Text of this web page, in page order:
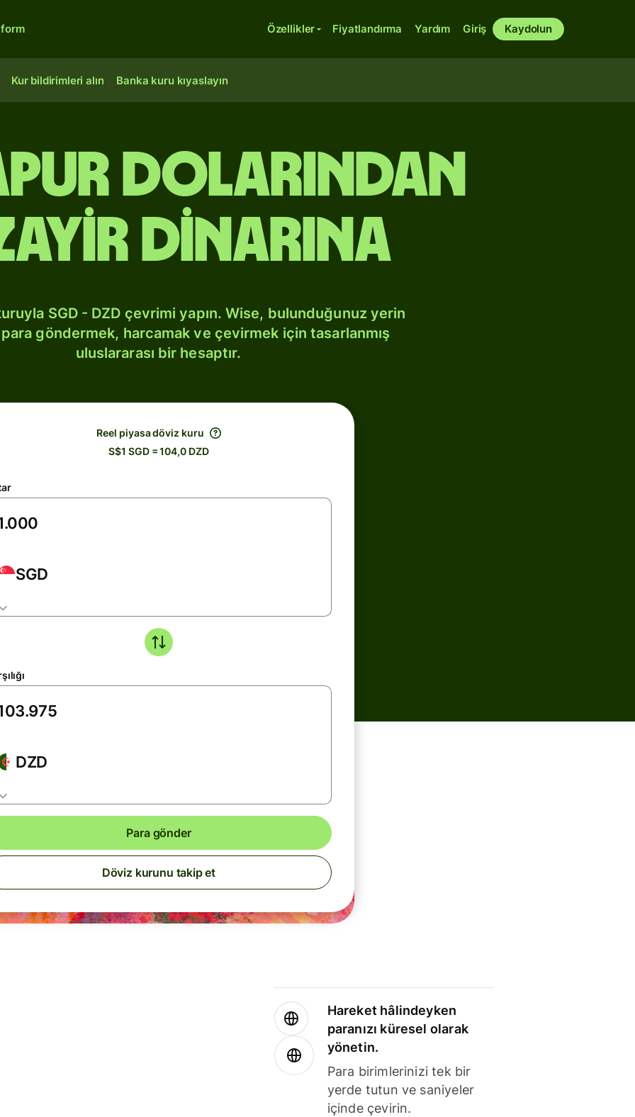
Özellikler Fiyatlandırma Yardım Giriş Kaydolun
Kur bildirimleri alın Banka kuru kıyaslayın
dolarından
dinarına
SGD - DZD çevrimi yapın. Wise, bulunduğunuz yerin
göndermek, harcamak ve çevirmek için tasarlanmış
uluslararası bir hesaptır.
Reel piyasa döviz kuru
S$1 SGD = 104,0 DZD
SGD
DZD
Para gönder
Döviz kurunu takip et
Hareket hâlindeyken
paranızı küresel olarak
yönetin.
Para birimlerinizi tek bir
yerde tutun ve saniyeler
içinde çevirin.